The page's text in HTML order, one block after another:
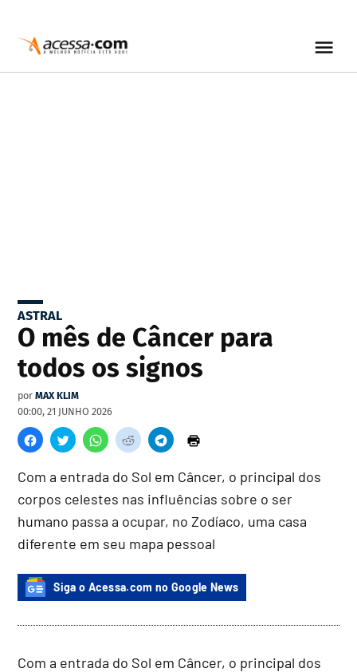
ASTRAL
O mês de Câncer para
todos os signos
por MAX KLIM
00:00, 21 JUNHO 2026
Com a entrada do Sol em Câncer, o principal dos
corpos celestes nas influências sobre o ser
humano passa a ocupar, no Zodíaco, uma casa
diferente em seu mapa pessoal
Siga o Acessa.com no Google News
Com a entrada do Sol em Câncer, o principal dos